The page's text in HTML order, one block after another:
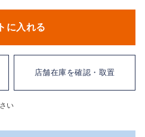
に入れる
店舗在庫を確認・取置
い